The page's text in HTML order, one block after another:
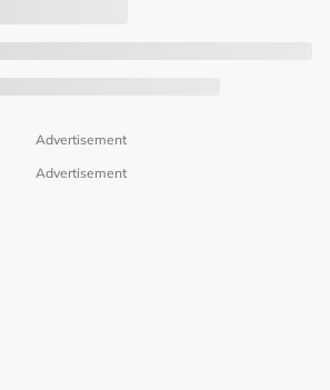
Advertisement
Advertisement